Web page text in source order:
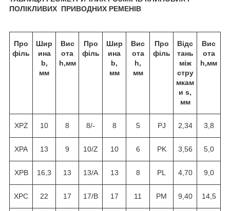
ПОЛІКЛИВИХ ПРИВОДНИХ РЕМЕНІВ
Про
філь
Шир
ина
b,
мм
Вис
ота
h,мм
Про
філь
Шир
ина
b,
мм
Вис
ота
h,
мм
Про
філь
Відс
тань
між
стру
мкам
и s,
мм
Вис
ота
h,мм
XPZ 10 8 8/- 8 5 PJ 2,34 3,8
XPA 13 9 10/Z 10 6 PK 3,56 5,0
XPB 16,3 13 13/A 13 8 PL 4,70 9,0
XPC 22 17 17/B 17 11 PM 9,40 14,5